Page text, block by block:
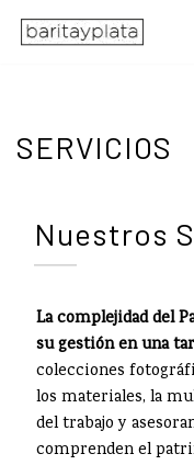
SERVICIOS
Nuestros
La complejidad del
su gestión en una
colecciones
los materiales, la
del trabajo y
comprenden el